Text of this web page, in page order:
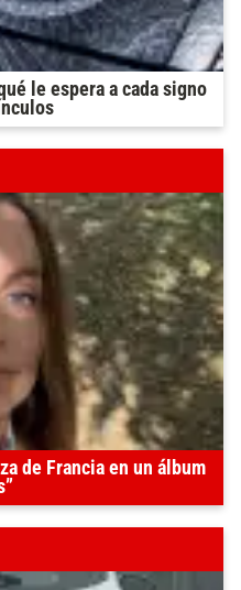
le espera a cada signo
de Francia en un álbum